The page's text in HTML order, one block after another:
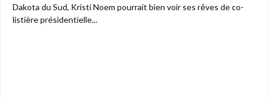
Dakota du Sud, Kristi Noem pourrait bien voir ses rêves de co-
listière présidentielle...